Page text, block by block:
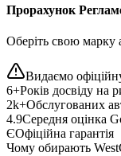
Прорахунок
Оберіть свою марку
Видаємо
6+Років досвіду на
2k+Обслугованих
4.9Середня оцінка
ЄОфіційна гарантія
Чому обирають